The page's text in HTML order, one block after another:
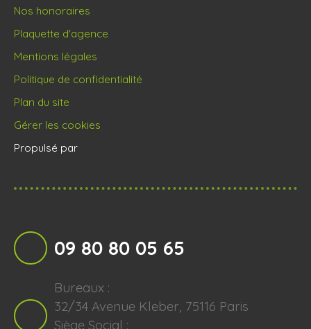
Nos honoraires
Plaquette d'agence
Mentions légales
Politique de confidentialité
Plan du site
Gérer les cookies
Propulsé par
09 80 80 05 65
Bureaux :
32/34 Avenue Kleber, 75116 Paris
Siège Social :